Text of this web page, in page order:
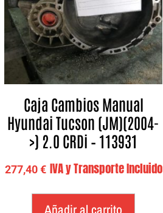
Caja Cambios Manual
Hyundai Tucson (JM)(2004-
>) 2.0 CRDi – 113931
277,40€ IVA y Transporte Incluido